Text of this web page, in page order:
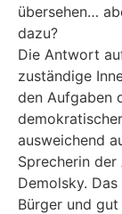
übersehen…
dazu?
Die Antwort
zuständige
den Aufgaben
ausweichend
Sprecherin der
Demolsky.
Bürger und